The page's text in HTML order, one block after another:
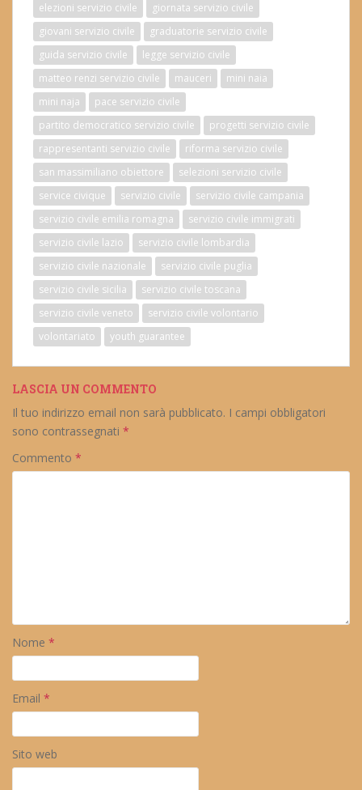
elezioni servizio civile
giornata servizio civile
giovani servizio civile
graduatorie servizio civile
guida servizio civile
legge servizio civile
matteo renzi servizio civile
mauceri
mini naia
mini naja
pace servizio civile
partito democratico servizio civile
progetti servizio civile
rappresentanti servizio civile
riforma servizio civile
san massimiliano obiettore
selezioni servizio civile
service civique
servizio civile
servizio civile campania
servizio civile emilia romagna
servizio civile immigrati
servizio civile lazio
servizio civile lombardia
servizio civile nazionale
servizio civile puglia
servizio civile sicilia
servizio civile toscana
servizio civile veneto
servizio civile volontario
volontariato
youth guarantee
LASCIA UN COMMENTO
Il tuo indirizzo email non sarà pubblicato. I campi obbligatori
sono contrassegnati *
Commento *
Nome *
Email *
Sito web